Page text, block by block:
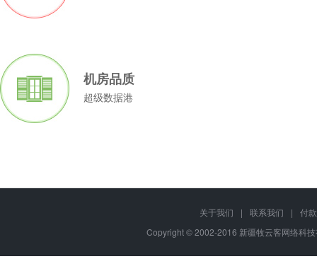
机房品质
超级数据港
关于我们 | 联系我们 |
付
Copyright © 2002-2016 新疆牧云客网络科